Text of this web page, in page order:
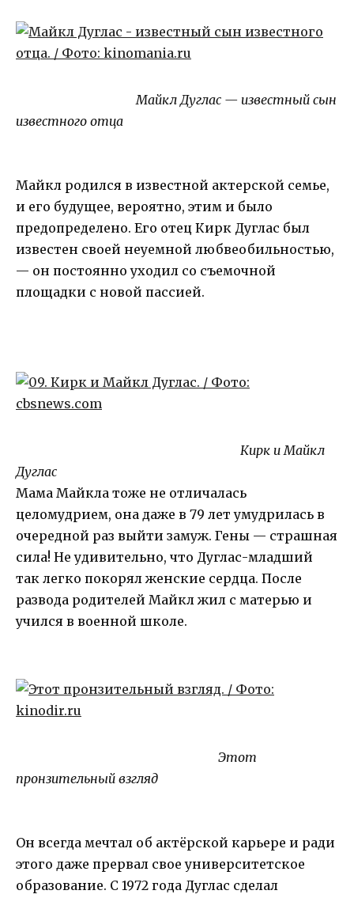
Майкл Дуглас — известный сын
известного отца
Майкл родился в известной актерской семье,
и его будущее, вероятно, этим и было
предопределено. Его отец Кирк Дуглас был
известен своей неуемной любвеобильностью,
— он постоянно уходил со съемочной
площадки с новой пассией.
Кирк и Майкл
Дуглас
Мама Майкла тоже не отличалась
целомудрием, она даже в 79 лет умудрилась в
очередной раз выйти замуж. Гены — страшная
сила! Не удивительно, что Дуглас-младший
так легко покорял женские сердца. После
развода родителей Майкл жил с матерью и
учился в военной школе.
Этот
пронзительный взгляд
Он всегда мечтал об актёрской карьере и ради
этого даже прервал свое университетское
образование. С 1972 года Дуглас сделал